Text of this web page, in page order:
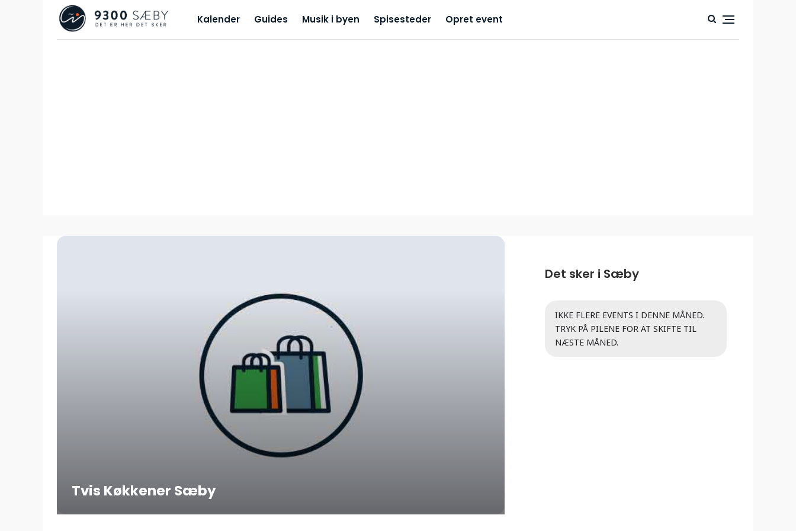
Kalender Guides Musik i byen Spisesteder Opret event
Tvis Køkkener Sæby
Det sker i Sæby
IKKE FLERE EVENTS I DENNE MÅNED.
TRYK PÅ PILENE FOR AT SKIFTE TIL
NÆSTE MÅNED.